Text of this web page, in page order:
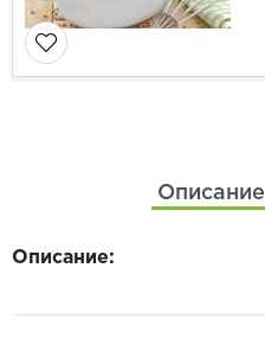
Описание
Описание: